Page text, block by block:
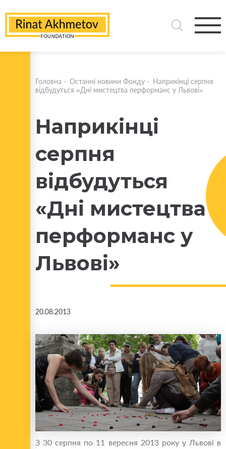
Головна - Останні новини Фонду - Наприкінці серпня
відбудуться «Дні мистецтва перформанс у Львові»
Наприкінці
серпня
відбудуться
«Дні мистецтва
перформанс у
Львові»
20.08.2013
З 30 серпня по 11 вересня 2013 року у Львові в